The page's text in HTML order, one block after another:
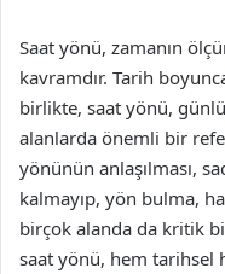
Saat yönü, zamanın
kavramdır. Tarih
birlikte, saat yönü,
alanlarda önemli bir
yönünün anlaşılması,
kalmayıp, yön bulma,
birçok alanda da kritik
saat yönü, hem tarihsel